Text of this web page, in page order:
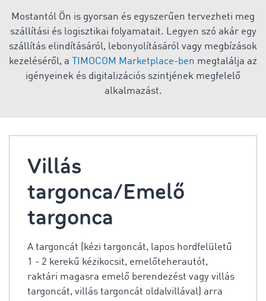
Mostantól Ön is gyorsan és egyszerűen tervezheti meg
szállítási és logisztikai folyamatait. Legyen szó akár egy
szállítás elindításáról, lebonyolításáról vagy megbízások
kezeléséről, a
TIMOCOM Marketplace-ben megtalálja az
igényeinek és digitalizációs szintjének megfelelő
alkalmazást.
Villás
targonca/Emelő
targonca
A targoncát (kézi targoncát, lapos hordfelületű
1 - 2 kerekű kézikocsit, emelőteherautót,
raktári magasra emelő berendezést vagy villás
targoncát, villás targoncát oldalvillával) arra